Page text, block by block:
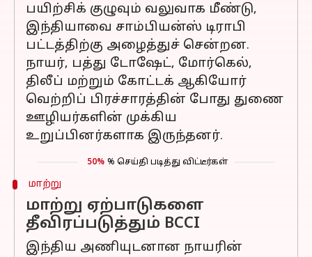
பயிற்சிக் குழுவும் வலுவாக மீண்டு,
இந்தியாவை சாம்பியன்ஸ் டிராபி
பட்டத்திற்கு அழைத்துச் சென்றன.
நாயர், பத்து டோஷேட், மோர்கெல்,
திலீப் மற்றும் கோட்டக் ஆகியோர்
வெற்றிப் பிரச்சாரத்தின் போது துணை
ஊழியர்களின் முக்கிய
உறுப்பினர்களாக இருந்தனர்.
50% % செய்தி படித்து விட்டீர்கள்
மாற்று
மாற்று ஏற்பாடுகளை
தீவிரப்படுத்தும் BCCI
இந்திய அணியுடனான நாயரின்